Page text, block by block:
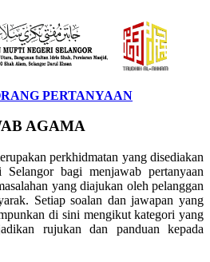
PERTANYAAN
AGAMA
perkhidmatan yang disediakan
bagi menjawab pertanyaan
yang diajukan oleh pelanggan
Setiap soalan dan jawapan yang
di sini mengikut kategori yang
rujukan dan panduan kepada